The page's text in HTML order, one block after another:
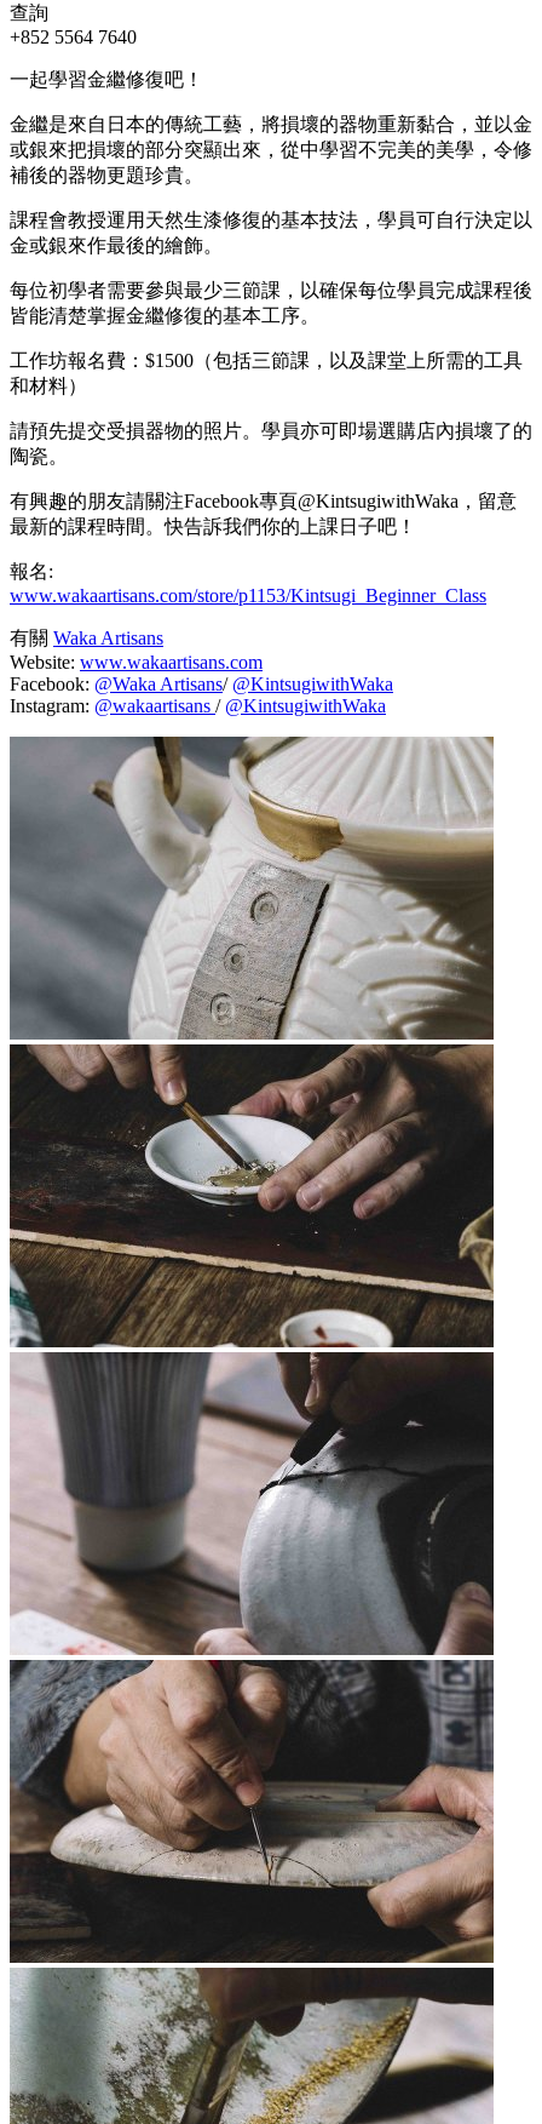
查詢
+852 5564 7640
一起學習金繼修復吧！
金繼是來自日本的傳統工藝，將損壞的器物重新黏合，並以金
或銀來把損壞的部分突顯出來，從中學習不完美的美學，令修
補後的器物更題珍貴。
課程會教授運用天然生漆修復的基本技法，學員可自行決定以
金或銀來作最後的繪飾。
每位初學者需要參與最少三節課，以確保每位學員完成課程後
皆能清楚掌握金繼修復的基本工序。
工作坊報名費：$1500（包括三節課，以及課堂上所需的工具
和材料）
請預先提交受損器物的照片。學員亦可即場選購店內損壞了的
陶瓷。
有興趣的朋友請關注Facebook專頁@KintsugiwithWaka，留意
最新的課程時間。快告訴我們你的上課日子吧！
報名:
www.wakaartisans.com/store/p1153/Kintsugi_Beginner_Class
有關 Waka Artisans
Website: www.wakaartisans.com
Facebook: @Waka Artisans/ @KintsugiwithWaka
Instagram: @wakaartisans / @KintsugiwithWaka